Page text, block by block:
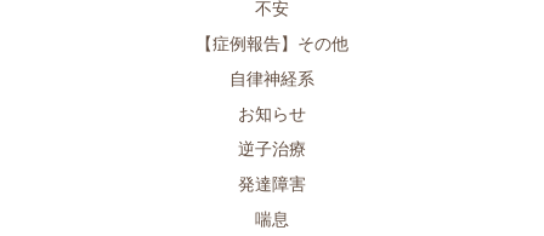
不安
【症例報告】その他
自律神経系
お知らせ
逆子治療
発達障害
喘息